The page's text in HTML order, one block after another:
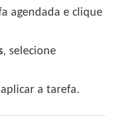
agendada e clique
, selecione
a tarefa.